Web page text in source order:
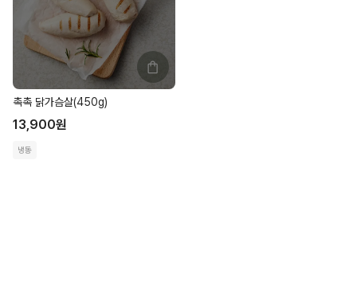
촉촉 닭가슴살(450g)
13,900원
냉동